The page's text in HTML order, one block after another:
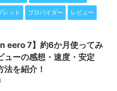
レット プロバイダー レビュー
eero 7】約6か月使ってみ
ューの感想・速度・安定
法を紹介！